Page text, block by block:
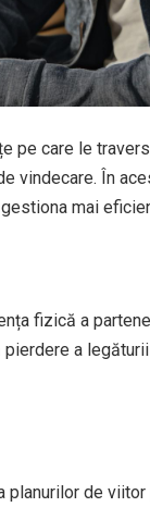
pe care le
vindecare. În
mai
fizică a
a
de